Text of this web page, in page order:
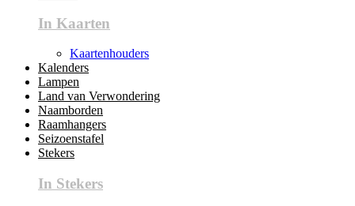
In Kaarten
Kaartenhouders
Kalenders
Lampen
Land van Verwondering
Naamborden
Raamhangers
Seizoenstafel
Stekers
In Stekers